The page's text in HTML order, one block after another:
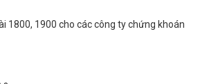
1800, 1900 cho các công ty chứng khoán